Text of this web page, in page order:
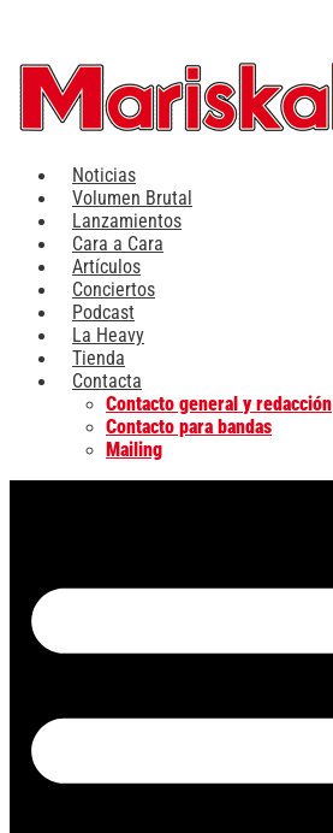
contenido
Noticias
Volumen Brutal
Lanzamientos
Cara a Cara
Artículos
Conciertos
Podcast
La Heavy
Tienda
Contacta
Contacto general y redacción
Contacto para bandas
Mailing